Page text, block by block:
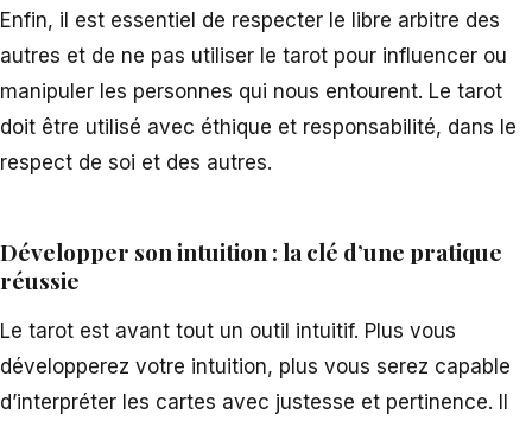
Enfin, il est essentiel de respecter le libre arbitre des
autres et de ne pas utiliser le tarot pour influencer ou
manipuler les personnes qui nous entourent. Le tarot
doit être utilisé avec éthique et responsabilité, dans le
respect de soi et des autres.
Développer son intuition : la clé d’une pratique
réussie
Le tarot est avant tout un outil intuitif. Plus vous
développerez votre intuition, plus vous serez capable
d’interpréter les cartes avec justesse et pertinence. Il